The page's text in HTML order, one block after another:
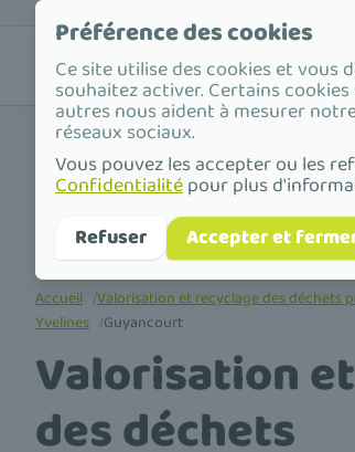
Nos
solutions
Accueil /Valorisation et recyclage des déchets
Yvelines /Guyancourt
Valorisation
des déchets
Préférence des cookies
Ce site utilise des cookies et vous
souhaitez activer. Certains
autres nous aident à mesurer
réseaux sociaux.
Vous pouvez les accepter ou les
Confidentialitépour plus
Refuser
Accepter et